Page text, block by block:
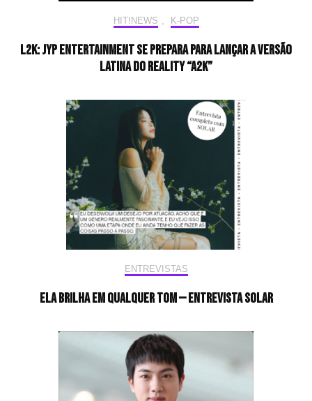
HIT!NEWS , K-POP
L2K: JYP Entertainment se prepara para lançar a versão
latina do reality “A2K”
ENTREVISTAS
Ela brilha em qualquer tom — Entrevista Solar